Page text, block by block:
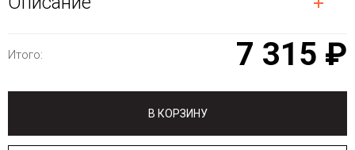
Итого: 7 315 ₽
В КОРЗИНУ